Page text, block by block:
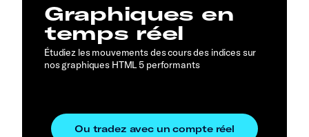
Graphiques en
temps réel
Étudiez les mouvements des cours des indices sur
nos graphiques HTML 5 performants